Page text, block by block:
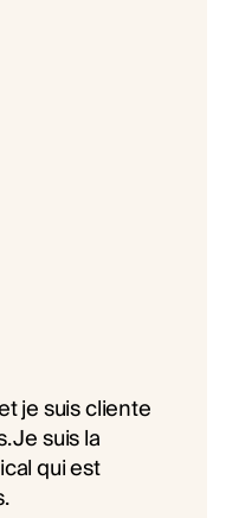
je suis cliente
Je suis la
qui est